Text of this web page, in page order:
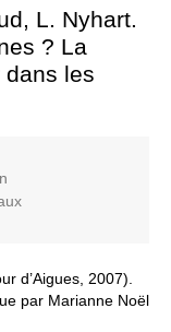
L. Nyhart.
? La
dans les
d’Aigues, 2007).
par Marianne Noël